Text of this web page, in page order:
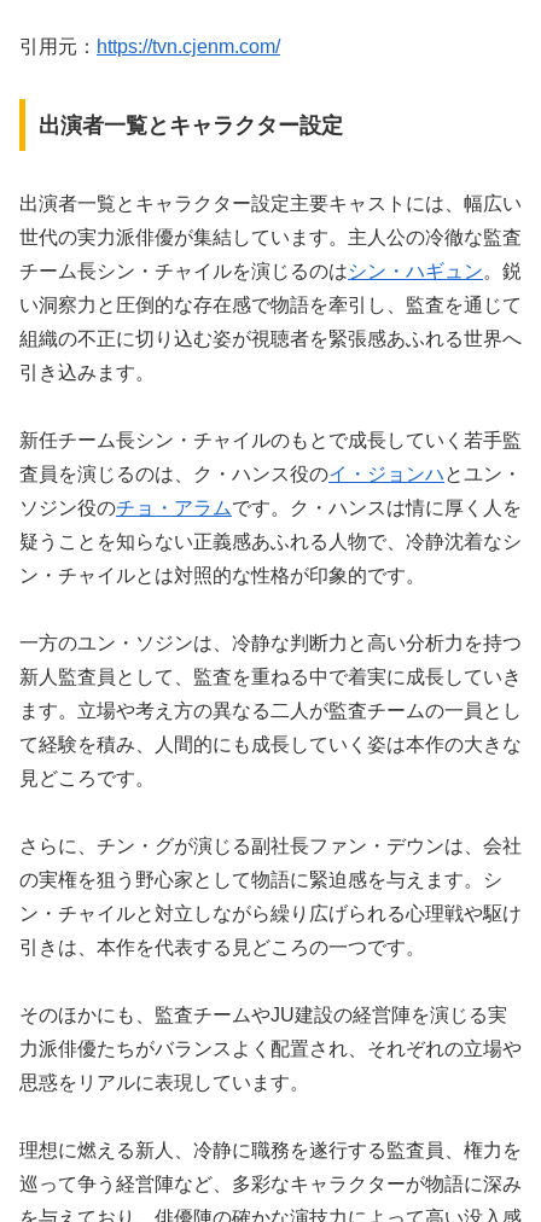
引用元： https://tvn.cjenm.com/
出演者一覧とキャラクター設定
出演者一覧とキャラクター設定主要キャストには、幅広い
世代の実力派俳優が集結しています。主人公の冷徹な監査
チーム長シン・チャイルを演じるのはシン・ハギュン。鋭
い洞察力と圧倒的な存在感で物語を牽引し、監査を通じて
組織の不正に切り込む姿が視聴者を緊張感あふれる世界へ
引き込みます。
新任チーム長シン・チャイルのもとで成長していく若手監
査員を演じるのは、ク・ハンス役のイ・ジョンハとユン・
ソジン役のチョ・アラムです。ク・ハンスは情に厚く人を
疑うことを知らない正義感あふれる人物で、冷静沈着なシ
ン・チャイルとは対照的な性格が印象的です。
一方のユン・ソジンは、冷静な判断力と高い分析力を持つ
新人監査員として、監査を重ねる中で着実に成長していき
ます。立場や考え方の異なる二人が監査チームの一員とし
て経験を積み、人間的にも成長していく姿は本作の大きな
見どころです。
さらに、チン・グが演じる副社長ファン・デウンは、会社
の実権を狙う野心家として物語に緊迫感を与えます。シ
ン・チャイルと対立しながら繰り広げられる心理戦や駆け
引きは、本作を代表する見どころの一つです。
そのほかにも、監査チームやJU建設の経営陣を演じる実
力派俳優たちがバランスよく配置され、それぞれの立場や
思惑をリアルに表現しています。
理想に燃える新人、冷静に職務を遂行する監査員、権力を
巡って争う経営陣など、多彩なキャラクターが物語に深み
を与えており、俳優陣の確かな演技力によって高い没入感